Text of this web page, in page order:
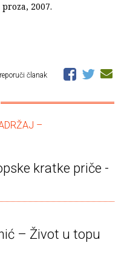
2007.
članak
–
kratke priče -
– Život u topu